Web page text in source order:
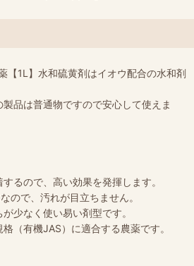
【1L】水和硫黄剤はイオウ配合の水和剤
品は普通物ですので安心して使えま
るので、高い効果を発揮します。
ので、汚れが目立ちません。
少なく使い易い剤型です。
（有機JAS）に適合する農薬です。